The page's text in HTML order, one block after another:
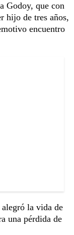
Godoy, que con
hijo de tres años,
encuentro
la vida de
una pérdida de